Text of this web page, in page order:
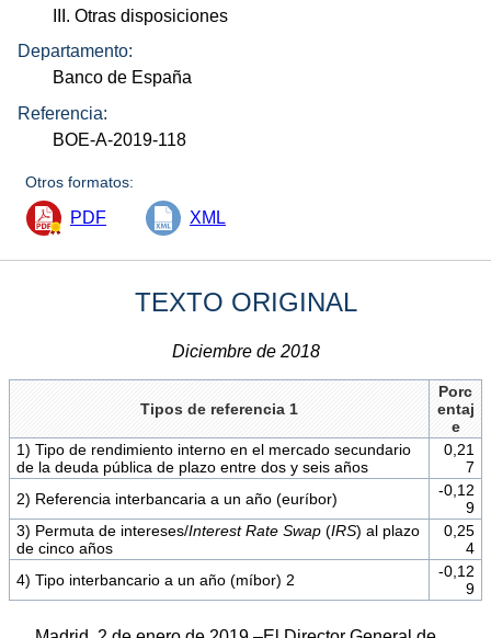
III. Otras disposiciones
Departamento:
Banco de España
Referencia:
BOE-A-2019-118
Otros formatos:
PDF XML
TEXTO ORIGINAL
Diciembre de 2018
Tipos de referencia 1
Porc
entaj
e
1) Tipo de rendimiento interno en el mercado secundario
de la deuda pública de plazo entre dos y seis años
0,21
7
2) Referencia interbancaria a un año (euríbor)
-0,12
9
3) Permuta de intereses/Interest Rate Swap(IRS) al plazo
de cinco años
0,25
4
4) Tipo interbancario a un año (míbor) 2
-0,12
9